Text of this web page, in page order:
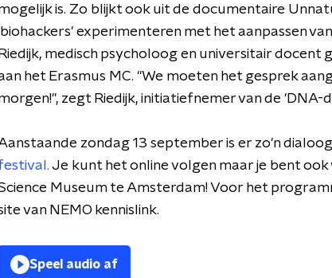
is. Zo blijkt ook uit de documentaire
experimenteren met het aanpassen
Riedijk, medisch psycholoog en universitair docent
het Erasmus MC. "We moeten het gesprek
zegt Riedijk, initiatiefnemer van de 'DNA-
zondag 13 september is er zo'n
Je kunt het online volgen maar je bent ook
Museum te Amsterdam! Voor het
van NEMO kennislink.
Speel audio af